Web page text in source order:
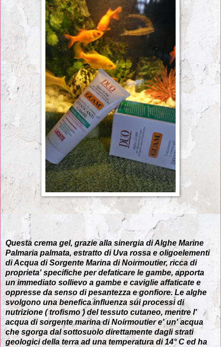
Questa crema gel, grazie alla sinergia di Alghe Marine
Palmaria palmata, estratto di Uva rossa e oligoelementi
di Acqua di Sorgente Marina di Noirmoutier, ricca di
proprieta' specifiche per defaticare le gambe, apporta
un immediato sollievo a gambe e caviglie affaticate e
oppresse da senso di pesantezza e gonfiore. Le alghe
svolgono una benefica influenza sui processi di
nutrizione ( trofismo ) del tessuto cutaneo, mentre l'
acqua di sorgente marina di Noirmoutier e' un' acqua
che sgorga dal sottosuolo direttamente dagli strati
geologici della terra ad una temperatura di 14° C ed ha